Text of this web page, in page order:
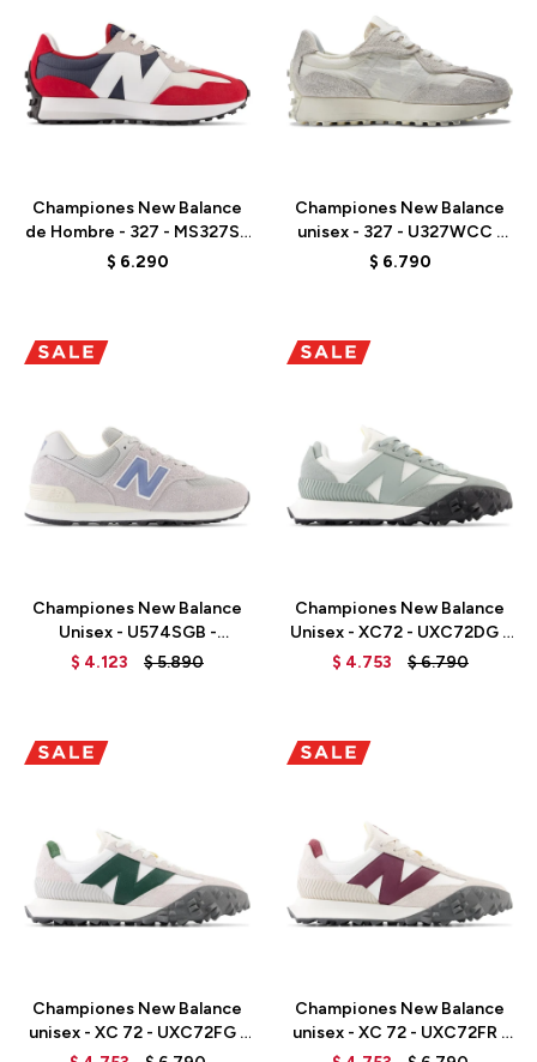
Championes New Balance
de Hombre - 327 - MS327SR
- TEAM RED
$ 6.290
Championes New Balance
unisex - 327 - U327WCC -
SEA SALT
$ 6.790
Championes New Balance
Unisex - U574SGB -
ARCTIC GREY
$ 4.123 $5.890
Championes New Balance
Unisex - XC72 - UXC72DG -
WHITE
$ 4.753 $6.790
Championes New Balance
unisex - XC 72 - UXC72FG -
REFLECTION
Championes New Balance
unisex - XC 72 - UXC72FR -
WHITE